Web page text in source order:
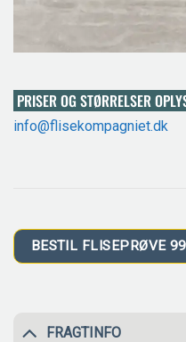
FRAGTINFO
PRISER OG STØRRELSER
info@flisekompagniet.dk
BESTIL FLISEPRØVE